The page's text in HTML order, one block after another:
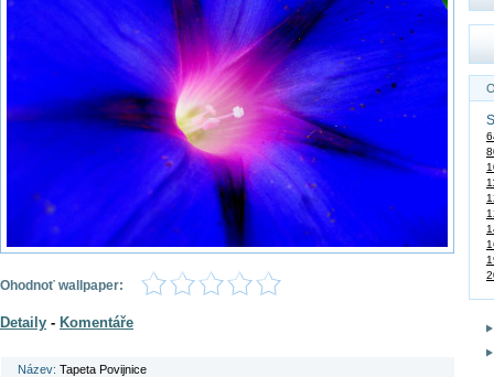
Ohodnoť wallpaper:
Detaily - Komentáře
Název: Tapeta Povijnice